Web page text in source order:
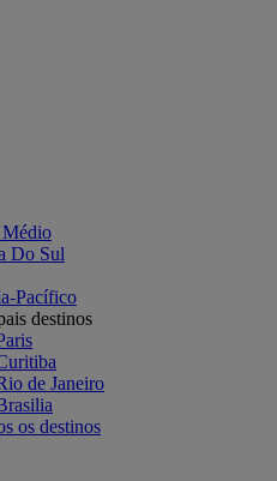
Do Sul
Pacífico
destinos
de Janeiro
os destinos